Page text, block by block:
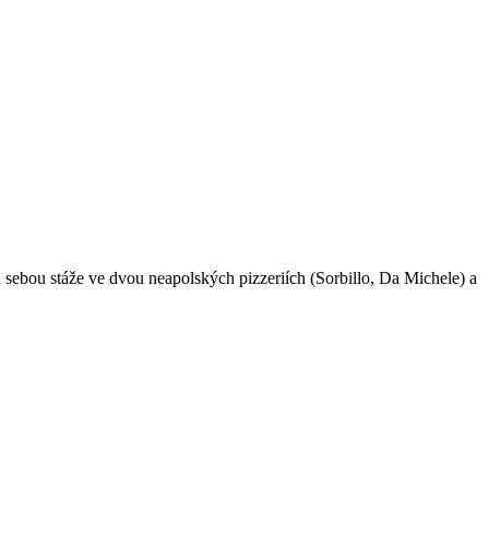
stáže ve dvou neapolských pizzeriích (Sorbillo, Da Michele) a